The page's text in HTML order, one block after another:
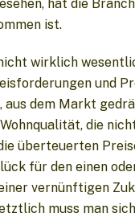
hat die
ist.
wirklich
und
aus dem Markt
die
überteuerten
für den einen
vernünftigen
muss man